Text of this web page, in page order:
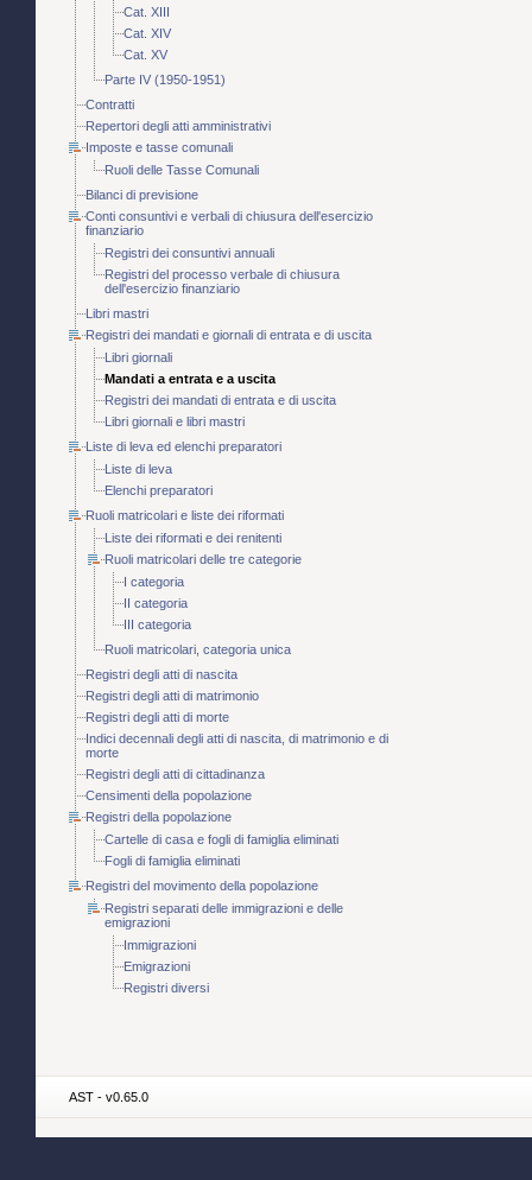
Cat. XIII
Cat. XIV
Cat. XV
Parte IV (1950-1951)
Contratti
Repertori degli atti amministrativi
Imposte e tasse comunali
Ruoli delle Tasse Comunali
Bilanci di previsione
Conti consuntivi e verbali di chiusura dell'esercizio
finanziario
Registri dei consuntivi annuali
Registri del processo verbale di chiusura
dell'esercizio finanziario
Libri mastri
Registri dei mandati e giornali di entrata e di uscita
Libri giornali
Mandati a entrata e a uscita
Registri dei mandati di entrata e di uscita
Libri giornali e libri mastri
Liste di leva ed elenchi preparatori
Liste di leva
Elenchi preparatori
Ruoli matricolari e liste dei riformati
Liste dei riformati e dei renitenti
Ruoli matricolari delle tre categorie
I categoria
II categoria
III categoria
Ruoli matricolari, categoria unica
Registri degli atti di nascita
Registri degli atti di matrimonio
Registri degli atti di morte
Indici decennali degli atti di nascita, di matrimonio e di
morte
Registri degli atti di cittadinanza
Censimenti della popolazione
Registri della popolazione
Cartelle di casa e fogli di famiglia eliminati
Fogli di famiglia eliminati
Registri del movimento della popolazione
Registri separati delle immigrazioni e delle
emigrazioni
Immigrazioni
Emigrazioni
Registri diversi
AST - v0.65.0